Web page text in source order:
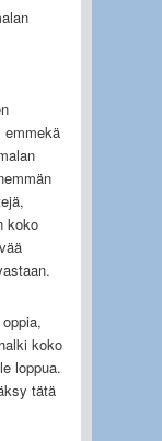
emmekä
koko
koko
loppua.
tätä